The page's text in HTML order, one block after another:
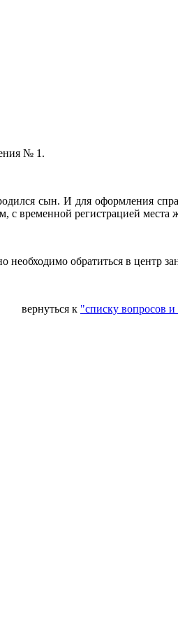
№ 1.
сын. И для оформления
с временной регистрацией места
необходимо обратиться в центр
вернуться к "списку вопросов и